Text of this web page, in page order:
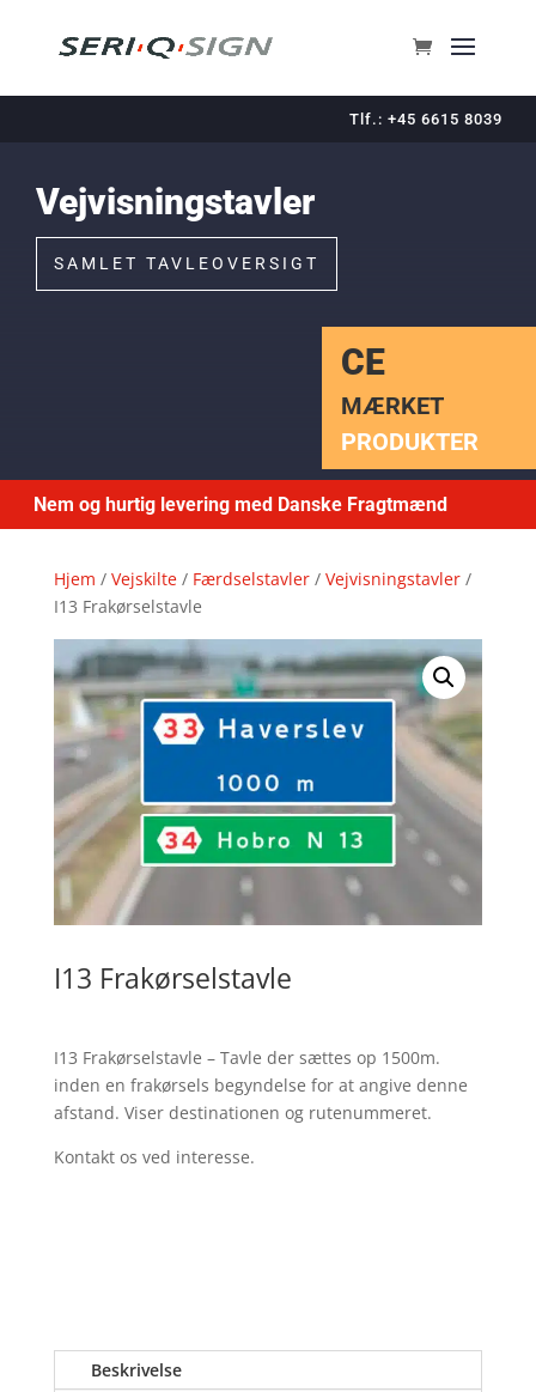
Tlf.: +45 6615 8039
Vejvisningstavler
SAMLET TAVLEOVERSIGT
CE
MÆRKET
PRODUKTER
Nem og hurtig levering med Danske Fragtmænd
Hjem / Vejskilte/ Færdselstavler/ Vejvisningstavler/
I13 Frakørselstavle
I13 Frakørselstavle
I13 Frakørselstavle – Tavle der sættes op 1500m.
inden en frakørsels begyndelse for at angive denne
afstand. Viser destinationen og rutenummeret.
Kontakt os ved interesse.
Beskrivelse